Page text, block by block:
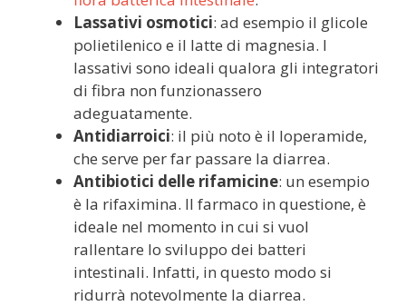
Lassativi osmotici: ad esempio il glicole
polietilenico e il latte di magnesia. I
lassativi sono ideali qualora gli integratori
di fibra non funzionassero
adeguatamente.
Antidiarroici: il più noto è il loperamide,
che serve per far passare la diarrea.
Antibiotici delle rifamicine: un esempio
è la rifaximina. Il farmaco in questione, è
ideale nel momento in cui si vuol
rallentare lo sviluppo dei batteri
intestinali. Infatti, in questo modo si
ridurrà notevolmente la diarrea.